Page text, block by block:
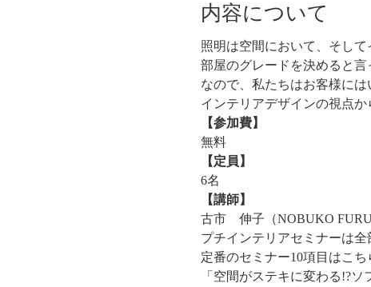
内容について
照明は空間において、そして
部屋のグレードを決めると言
なので、私たちはお客様に
インテリアデザインの視点か
【参加費】
無料
【定員】
6名
【講師】
古市　伸子（NOBUKO
プチインテリアセミナーは全
定番のセミナー10項目はこち
「空間がステキに変わる!?ソ